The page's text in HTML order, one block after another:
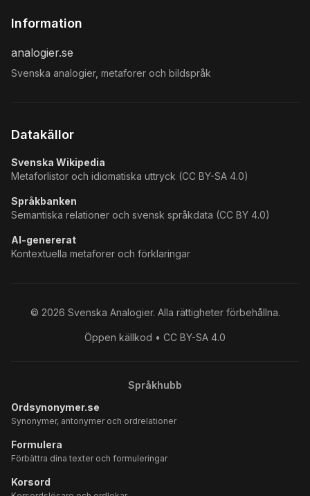
Information
analogier.se
Svenska analogier, metaforer och bildspråk
Datakällor
Svenska Wikipedia
Metaforlistor och idiomatiska uttryck (CC BY-SA 4.0)
Språkbanken
Semantiska relationer och svensk språkdata (CC BY 4.0)
AI-genererat
Kontextuella metaforer och förklaringar
© 2026 Svenska Analogier. Alla rättigheter förbehållna.
Öppen källkod • CC BY-SA 4.0
Språkhubb
Ordsynonymer.se
Synonymer, antonymer och ordrelationer
Formulera
Förbättra dina texter och formuleringar
Korsord